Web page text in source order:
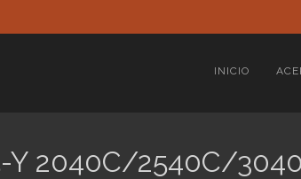
INICIO
Y 2040C/2540C/